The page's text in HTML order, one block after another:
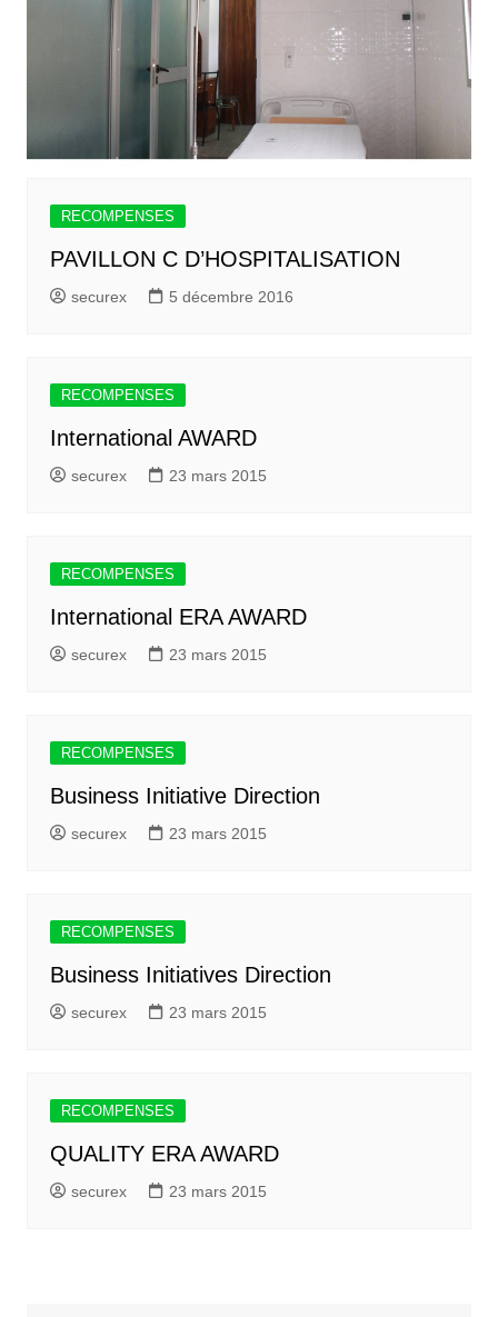
RECOMPENSES
PAVILLON C D’HOSPITALISATION
securex 5 décembre 2016
RECOMPENSES
International AWARD
securex 23 mars 2015
RECOMPENSES
International ERA AWARD
securex 23 mars 2015
RECOMPENSES
Business Initiative Direction
securex 23 mars 2015
RECOMPENSES
Business Initiatives Direction
securex 23 mars 2015
RECOMPENSES
QUALITY ERA AWARD
securex 23 mars 2015